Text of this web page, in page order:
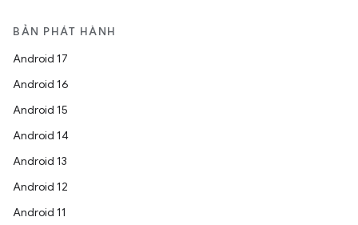
BẢN PHÁT HÀNH
Android 17
Android 16
Android 15
Android 14
Android 13
Android 12
Android 11